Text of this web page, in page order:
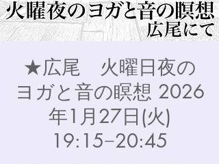
★広尾 火曜日夜の
ヨガと音の瞑想 2026
年1月27日(火)
19:15−20:45